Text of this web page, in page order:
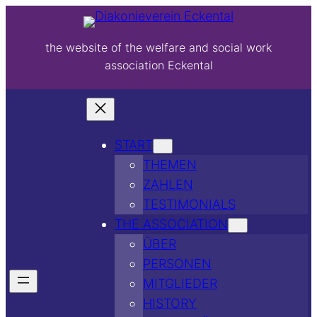
the website of the welfare and social work
association Eckental
START
THEMEN
ZAHLEN
TESTIMONIALS
THE ASSOCIATION
ÜBER
PERSONEN
MITGLIEDER
HISTORY